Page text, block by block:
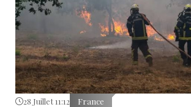
28 Juillet 11:12 France